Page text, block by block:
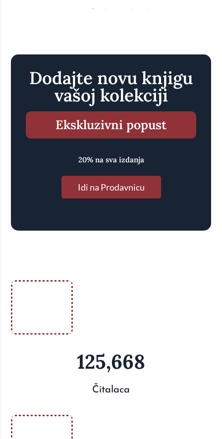
Dodajte novu knjigu
vašoj kolekciji
Ekskluzivni popust
20% na sva izdanja
Idi na Prodavnicu
125,668
Čitalaca